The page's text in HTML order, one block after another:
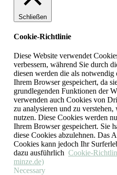
Schließen
Cookie-Richtlinie
Diese Website verwendet
verbessern, während Sie durch
diesen werden die als
Ihrem Browser gespeichert, da
grundlegenden Funktionen der
verwenden auch Cookies von
zu analysieren und zu verstehen,
nutzen. Diese Cookies werden
Ihrem Browser gespeichert. Sie
diese Cookies abzulehnen. Das
Cookies kann jedoch Ihr
dazu ausführlich Cookie-
minze.de)
Necessary